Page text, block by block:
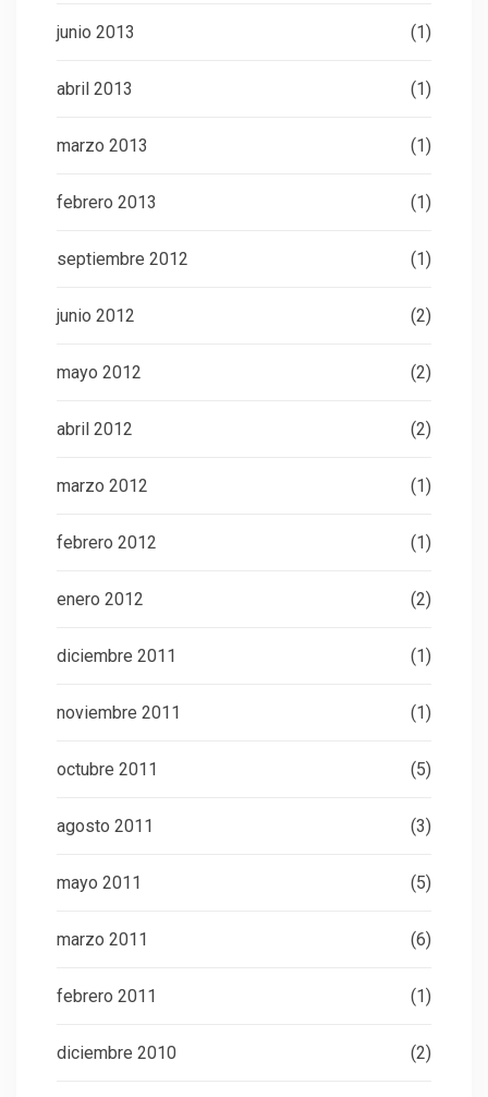
junio 2013 (1)
abril 2013 (1)
marzo 2013 (1)
febrero 2013 (1)
septiembre 2012 (1)
junio 2012 (2)
mayo 2012 (2)
abril 2012 (2)
marzo 2012 (1)
febrero 2012 (1)
enero 2012 (2)
diciembre 2011 (1)
noviembre 2011 (1)
octubre 2011 (5)
agosto 2011 (3)
mayo 2011 (5)
marzo 2011 (6)
febrero 2011 (1)
diciembre 2010 (2)